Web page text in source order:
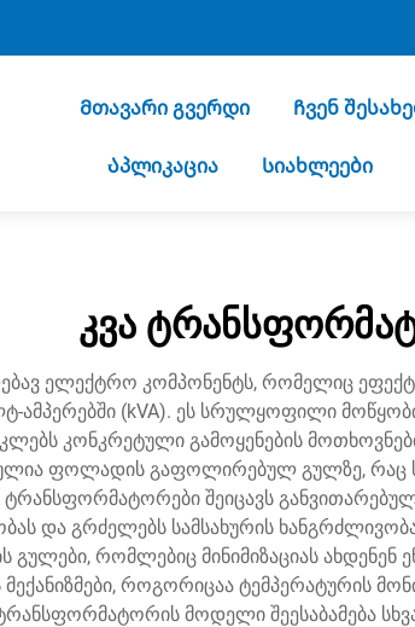
Მთავარი გვერდი Ჩვენ
Აპლიკაცია Სიახლეები
კვა
ელექტრო კომპონენტს, რომელიც
(kVA). ეს სრულყოფილი
კონკრეტული გამოყენების
ფოლადის გაფოლირებულ გულზე, რაც
შეიცავს
და გრძელებს სამსახურის
რომლებიც მინიმიზაციას
როგორიცაა ტემპერატურის
ტრანსფორმატორის მოდელი შეესაბამება